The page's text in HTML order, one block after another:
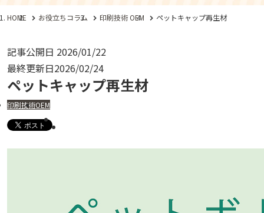
HOME お役立ちコラム 印刷技術 OEM ペットキャップ再生材
記事公開日 2026/01/22
最終更新日2026/02/24
ペットキャップ再生材
印刷技術OEM